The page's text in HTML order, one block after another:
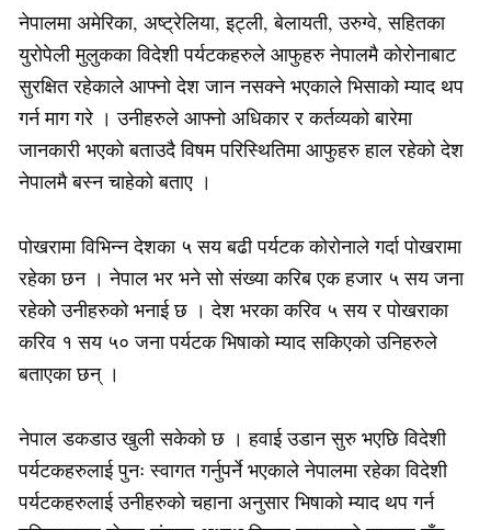
नेपालमा अमेरिका, अष्ट्रेलिया, इट्ली, बेलायती, उरुग्वे, सहितका
युरोपेली मुलुकका विदेशी पर्यटकहरुले आफुहरु नेपालमै कोरोनाबाट
सुरक्षित रहेकाले आफ्नो देश जान नसक्ने भएकाले भिसाको म्याद थप
गर्न माग गरे । उनीहरुले आफ्नो अधिकार र कर्तव्यको बारेमा
जानकारी भएको बताउदै विषम परिस्थितिमा आफुहरु हाल रहेको देश
नेपालमै बस्न चाहेको बताए ।
पोखरामा विभिन्न देशका ५ सय बढी पर्यटक कोरोनाले गर्दा पोखरामा
रहेका छन । नेपाल भर भने सो संख्या करिब एक हजार ५ सय जना
रहेकोे उनीहरुको भनाई छ । देश भरका करिव ५ सय र पोखराका
करिव १ सय ५० जना पर्यटक भिषाको म्याद सकिएको उनिहरुले
बताएका छन् ।
नेपाल डकडाउ खुली सकेको छ । हवाई उडान सुरु भएछि विदेशी
पर्यटकहरुलाई पुनः स्वागत गर्नुपर्ने भएकाले नेपालमा रहेका विदेशी
पर्यटकहरुलाई उनीहरुको चहाना अनुसार भिषाको म्याद थप गर्न